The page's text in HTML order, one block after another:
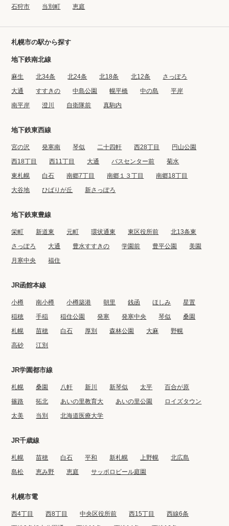
石狩市
当別町 恵庭
札幌市の駅から探す
地下鉄南北線
麻生 北34条 北24条 北18条 北12条
さっぽろ
大通
すすきの 中島公園 幌平橋 中の島
平岸
南平岸
澄川 自衛隊前 真駒内
地下鉄東西線
宮の沢 発寒南 琴似 二十四軒 西28丁目
円山公園
西18丁目
西11丁目 大通 バスセンター前
菊水
東札幌
白石 南郷7丁目 南郷１３丁目
南郷18丁目
大谷地
ひばりが丘 新さっぽろ
地下鉄東豊線
栄町 新道東 元町 環状通東 東区役所前
北13条東
さっぽろ
大通 豊水すすきの 学園前 豊平公園
美園
月寒中央
福住
JR函館本線
小樽 南小樽 小樽築港 朝里 銭函 ほしみ
星置
稲穂
手稲 稲住公園 発寒 発寒中央 琴似
桑園
札幌
苗穂 白石 厚別 森林公園 大麻
野幌
高砂
江別
JR学園都市線
札幌 桑園 八軒 新川 新琴似 太平
百合が原
篠路
拓北 あいの里教育大 あいの里公園
ロイズタウン
太美
当別 北海道医療大学
JR千歳線
札幌 苗穂 白石 平和 新札幌 上野幌
北広島
島松
恵み野 恵庭 サッポロビール庭園
札幌市電
西4丁目 西8丁目 中央区役所前 西15丁目
西線6条